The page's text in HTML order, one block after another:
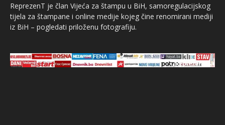
ReprezenT je član Vijeća za štampu u BiH, samoregulacijskog
tijela za štampane i online medije kojeg čine renomirani mediji
iz BiH – pogledati priloženu fotografiju.